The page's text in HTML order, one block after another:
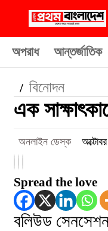
অপরাধ আন্তর্জাতিক
/বিনোদন
এক
অনলাইন ডেস্ক
Spread the love
বলিউড